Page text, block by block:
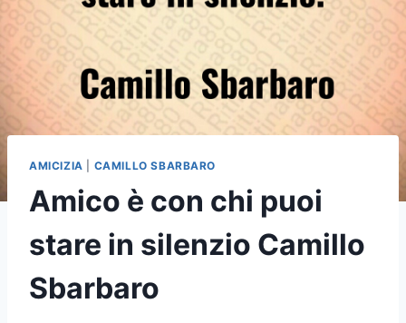
AMICIZIA CAMILLO SBARBARO
Amico è con chi puoi
stare in silenzio Camillo
Sbarbaro